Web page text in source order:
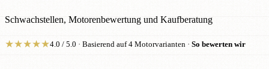
Schwachstellen, Motorenbewertung und Kaufberatung
★★★★★4.0 / 5.0 · Basierend auf 4 Motorvarianten · So bewerten wir